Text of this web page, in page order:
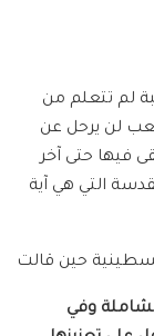
لم تتعلم من
لن يرحل عن
فيها حتى آخر
التي هي آية
حين قالت
وفي